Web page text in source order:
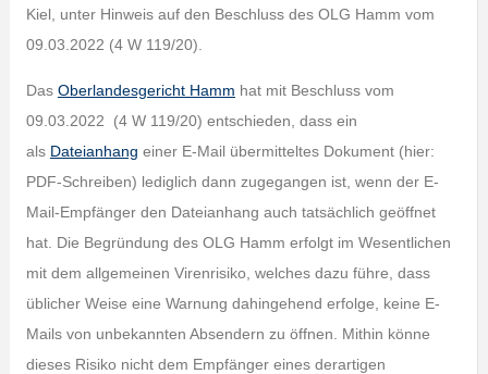
Kiel, unter Hinweis auf den Beschluss des OLG Hamm vom
09.03.2022 (4 W 119/20).
Das Oberlandesgericht Hamm hat mit Beschluss vom
09.03.2022 (4 W 119/20) entschieden, dass ein
als Dateianhang einer E-Mail übermitteltes Dokument (hier:
PDF-Schreiben) lediglich dann zugegangen ist, wenn der E-
Mail-Empfänger den Dateianhang auch tatsächlich geöffnet
hat. Die Begründung des OLG Hamm erfolgt im Wesentlichen
mit dem allgemeinen Virenrisiko, welches dazu führe, dass
üblicher Weise eine Warnung dahingehend erfolge, keine E-
Mails von unbekannten Absendern zu öffnen. Mithin könne
dieses Risiko nicht dem Empfänger eines derartigen